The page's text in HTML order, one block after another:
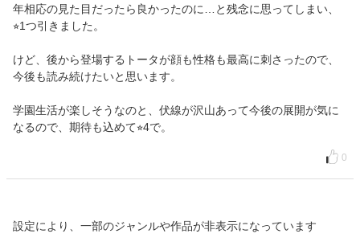
年相応の見た目だったら良かったのに…と残念に思ってしまい、
⭐︎1つ引きました。
けど、後から登場するトータが顔も性格も最高に刺さったので、
今後も読み続けたいと思います。
学園生活が楽しそうなのと、伏線が沢山あって今後の展開が気に
なるので、期待も込めて⭐︎4で。
0
設定により、一部のジャンルや作品が非表示になっています